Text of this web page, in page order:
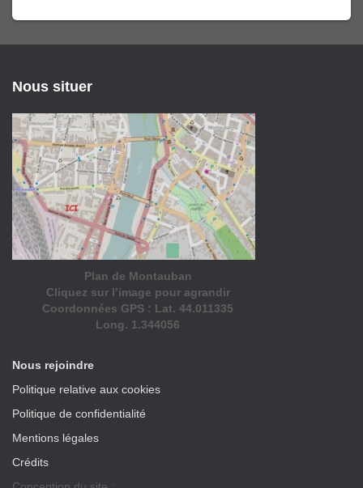
Nous situer
Plan de Montauban
Cliquez sur l’image pour agrandir
Coordonnées GPS : Lat. 44.011335
Long. 1.344056
Nous rejoindre
Politique relative aux cookies
Politique de confidentialité
Mentions légales
Crédits